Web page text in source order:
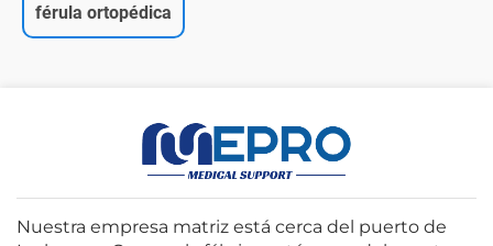
férula ortopédica
Nuestra empresa matriz está cerca del puerto de